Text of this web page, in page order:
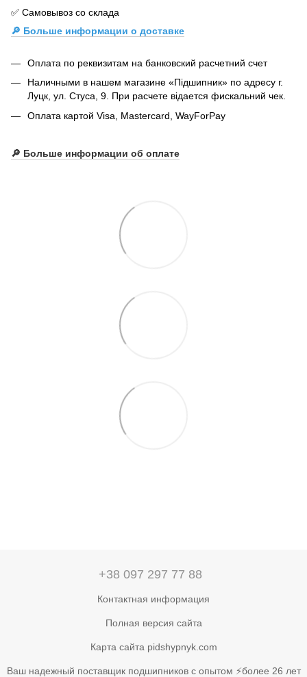
✅ Самовывоз со склада
🔎 Больше информации о доставке
Оплата по реквизитам на банковский расчетний счет
Наличными в нашем магазине «Підшипник» по адресу г.
Луцк, ул. Стуса, 9. При расчете відается фискальний чек.
Оплата картой Visa, Mastercard, WayForPay
🔎 Больше информации об оплате
+38 097 297 77 88
Контактная информация
Полная версия сайта
Карта сайта pidshypnyk.com
Ваш надежный поставщик подшипников с опытом ⚡более 26 лет